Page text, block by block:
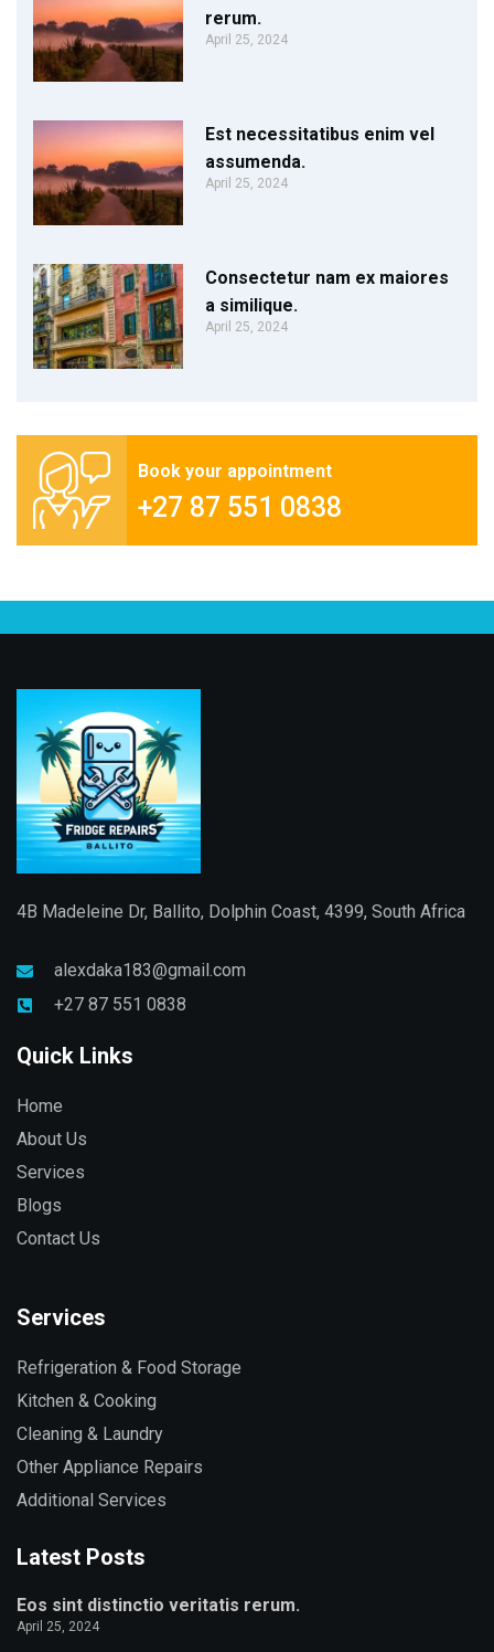
rerum.
April 25, 2024
Est necessitatibus enim vel
assumenda.
April 25, 2024
Consectetur nam ex maiores
a similique.
April 25, 2024
Book your appointment
+27 87 551 0838
4B Madeleine Dr, Ballito, Dolphin Coast, 4399, South Africa
alexdaka183@gmail.com
+27 87 551 0838
Quick Links
Home
About Us
Services
Blogs
Contact Us
Services
Refrigeration & Food Storage
Kitchen & Cooking
Cleaning & Laundry
Other Appliance Repairs
Additional Services
Latest Posts
Eos sint distinctio veritatis rerum.
April 25, 2024